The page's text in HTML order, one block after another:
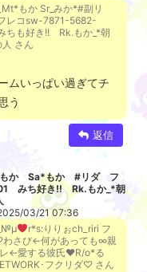
もか Sr_みか*#副リ
コsw-7871-5682-
ちも好き!! Rk.もか_*朝
さん
ムいっぱい過ぎてチ
う
返信
もか Sa*もか #リダ フ
みち好き!! Rk.もか_*朝
03/21 07:36
r*s:りりぉch_riri フ
さび←何があっても∞親
←愛する彼氏♥R/o*る
･フクリダ♡ さん